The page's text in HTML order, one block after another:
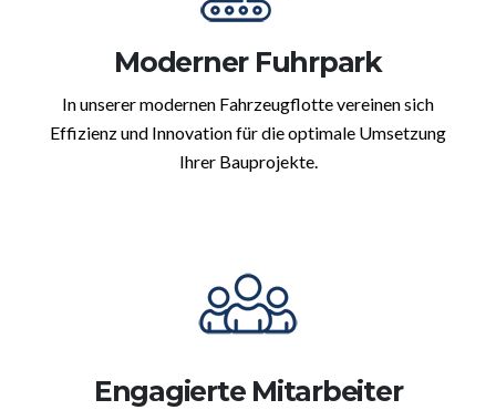
Moderner Fuhrpark
In unserer modernen Fahrzeugflotte vereinen sich
Effizienz und Innovation für die optimale Umsetzung
Ihrer Bauprojekte.
Engagierte Mitarbeiter